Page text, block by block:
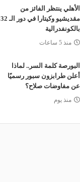
الأهلي ينتظر الفائز من
مقديشيو وكيتارا في دور الـ 32
بالكونفدرالية
منذ 5 ساعات
البورصة كلمة السر.. لماذا
أعلن طرابزون سبور رسميًا
عن مفاوضات صلاح؟
منذ يوم